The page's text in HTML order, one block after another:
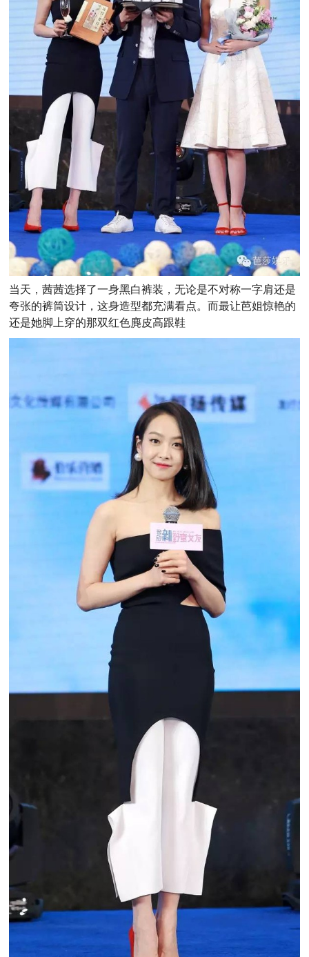
当天，茜茜选择了一身黑白裤装，无论是不对称一字肩还是
夸张的裤筒设计，这身造型都充满看点。而最让芭姐惊艳的
还是她脚上穿的那双红色麂皮高跟鞋